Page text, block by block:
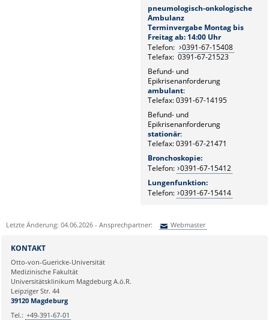
pneumologisch-onkologische
Ambulanz
Terminvergabe Montag bis
Freitag ab: 14:00 Uhr
Telefon:
0391-67-15408
Telefax: 0391-67-21523
Befund- und
Epikrisenanforderung
ambulant:
Telefax: 0391-67-14195
Befund- und
Epikrisenanforderung
stationär:
Telefax: 0391-67-21471
Bronchoskopie:
Telefon: 0391-67-15412
Lungenfunktion:
Telefon: 0391-67-15414
Letzte Änderung: 04.06.2026 - Ansprechpartner: Webmaster
Sie können eine Nachricht versenden an:
Ihre E-Mailadresse:
Ihr Anliegen:
KONTAKT
Otto-von-Guericke-Universität
Medizinische Fakultät
Universitätsklinikum Magdeburg A.ö.R.
Leipziger Str. 44
39120 Magdeburg
Tel.: +49-391-67-01